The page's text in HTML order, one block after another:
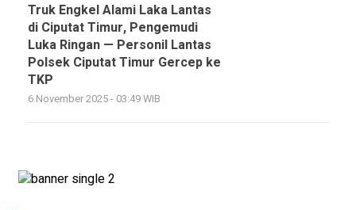
Truk Engkel Alami Laka Lantas
di Ciputat Timur, Pengemudi
Luka Ringan — Personil Lantas
Polsek Ciputat Timur Gercep ke
TKP
6 November 2025 - 03:49 WIB